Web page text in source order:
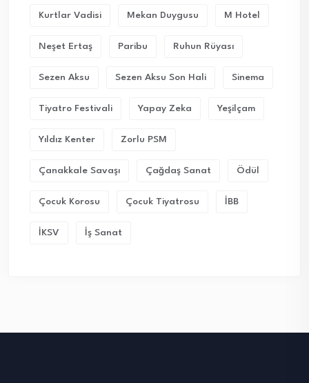
Kurtlar Vadisi Mekan Duygusu M Hotel
Neşet Ertaş Paribu Ruhun Rüyası
Sezen Aksu Sezen Aksu Son Hali Sinema
Tiyatro Festivali Yapay Zeka Yeşilçam
Yıldız Kenter Zorlu PSM
Çanakkale Savaşı Çağdaş Sanat Ödül
Çocuk Korosu Çocuk Tiyatrosu İBB
İKSV İş Sanat